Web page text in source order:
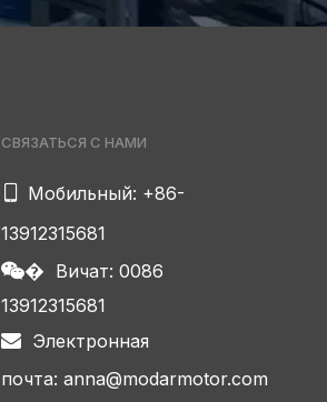
СВЯЗАТЬСЯ С НАМИ

Мобильный: +86-
13912315681
�
Вичат: 0086
13912315681
 Электронная
почта: anna@modarmotor.com